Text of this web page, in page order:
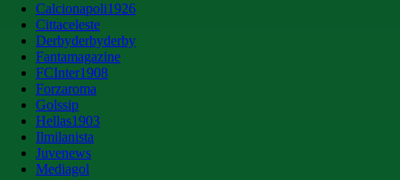
Calcionapoli1926
Cittaceleste
Derbyderbyderby
Fantamagazine
FCInter1908
Forzaroma
Golssip
Hellas1903
Ilmilanista
Juvenews
Mediagol